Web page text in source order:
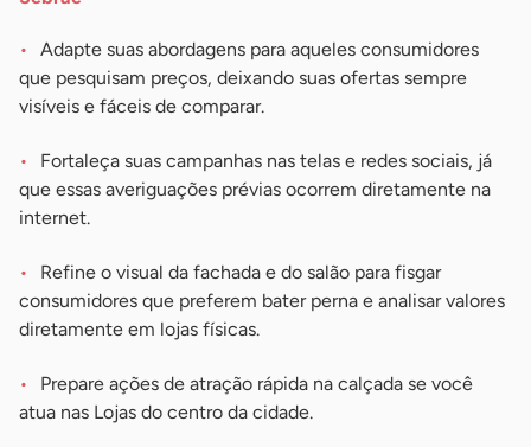
Adapte suas abordagens para aqueles consumidores
que pesquisam preços, deixando suas ofertas sempre
visíveis e fáceis de comparar.
Fortaleça suas campanhas nas telas e redes sociais, já
que essas averiguações prévias ocorrem diretamente na
internet.
Refine o visual da fachada e do salão para fisgar
consumidores que preferem bater perna e analisar valores
diretamente em lojas físicas.
Prepare ações de atração rápida na calçada se você
atua nas Lojas do centro da cidade.